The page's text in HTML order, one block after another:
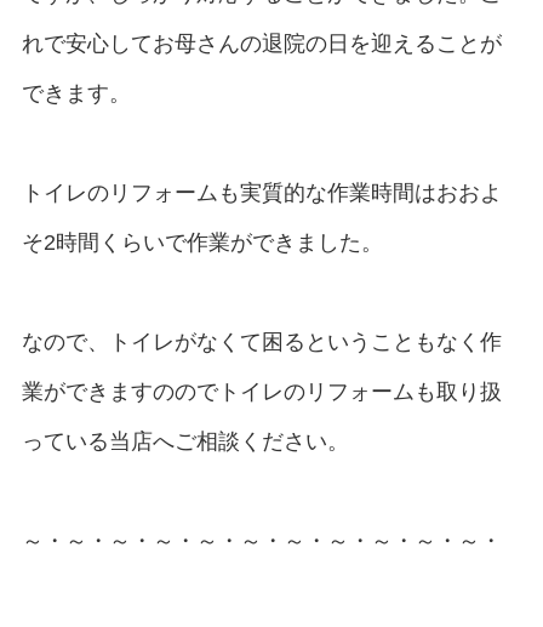
れで安心してお母さんの退院の日を迎えることが
できます。
トイレのリフォームも実質的な作業時間はおおよ
そ2時間くらいで作業ができました。
なので、トイレがなくて困るということもなく作
業ができますののでトイレのリフォームも取り扱
っている当店へご相談ください。
～・～・～・～・～・～・～・～・～・～・～・